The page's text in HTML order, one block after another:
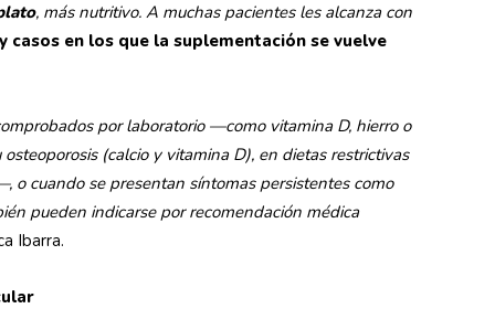
, más nutritivo. A muchas pacientes les alcanza con
casos en los que la suplementación se vuelve
por laboratorio —como vitamina D, hierro o
(calcio y vitamina D), en dietas restrictivas
cuando se presentan síntomas persistentes como
pueden indicarse por recomendación médica
Ibarra.